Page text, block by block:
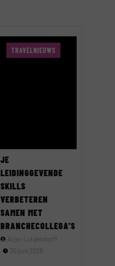
TRAVELNIEUWS
JE
LEIDINGGEVENDE
SKILLS
VERBETEREN
SAMEN MET
BRANCHECOLLEGA’S
Arjen Lutgendorff
30 juni 2026